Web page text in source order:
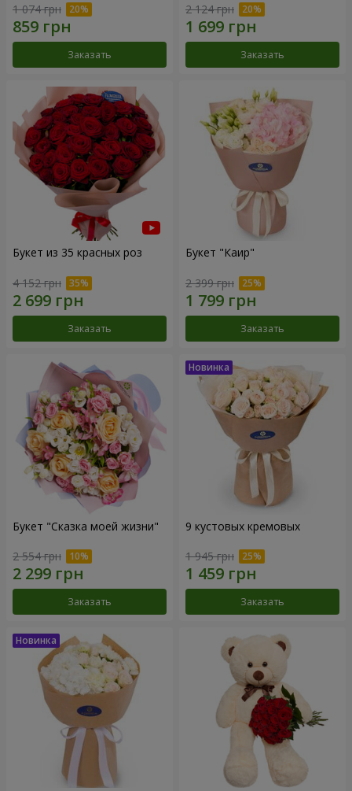
1 074 грн
Заказать
2 124 грн
Заказать
Букет из 35 красных роз
4 152 грн
Заказать
Букет "Каир"
2 399 грн
Заказать
Букет "Сказка моей жизни"
2 554 грн
Заказать
9 кустовых кремовых
1 945 грн
Заказать